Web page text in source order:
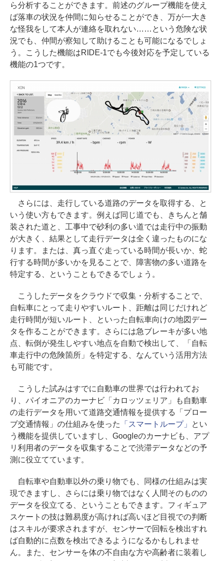
ら分析することができます。前述のグループ機能を使え
ば落車の状況を仲間に知らせることができ、万が一大き
な怪我をして本人が連絡を取れない……という危険な状
況でも、仲間が察知して助けることも可能になるでしょ
う。こうした機能はRIDE-1でも今後対応を予定している
機能の1つです。
さらには、走行している道路のデータを取得する、と
いう使い方もできます。例えば同じ道でも、きちんと舗
装された道と、工事中で砂利の多い道では走行中の振動
が大きく、結果として走行データは全く違ったものにな
ります。または、真っ直ぐ走っている時間が長いか、蛇
行する時間が多いかを見ることで、障害物の多い道路を
特定する、ということもできるでしょう。
こうしたデータをクラウドで収集・分析することで、
自転車にとって走りやすいルート、距離は同じだけれど
走行時間が短いルート、といった自転車向けの地図デー
タを作ることができます。さらには急ブレーキが多い地
点、転倒が発生しやすい地点を自動で検出して、「自転
車走行中の危険箇所」を特定する、なんていう活用方法
も可能です。
こうした試みはすでに自動車の世界では行われてお
り、パイオニアのカーナビ「カロッツェリア」も自動車
の走行データを用いて道路交通情報を提供する「プロー
ブ交通情報」の仕組みを使った
「スマートループ」
とい
う機能を提供していますし、Googleのカーナビも、アプ
リ利用者のデータを収集することで渋滞データなどの予
測に役立てています。
自転車や自動車以外の乗り物でも、同様の仕組みは実
現できますし、さらには乗り物ではなく人間そのものの
データを役立てる、ということもできます。フィギュア
スケートの技は難易度が高ければ高いほど目視での判断
はスキルが要求されますが、センサーで回転を検出すれ
ば自動的に点数を検出できるようになるかもしれませ
ん。また、センサーを体の不自由な方や高齢者に装着し